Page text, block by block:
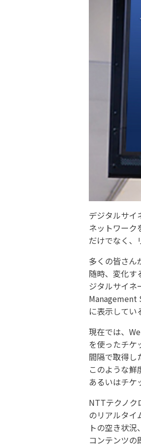
デジタルサイ
ネットワーク
だけでなく、
多くの皆さん
随時、変化す
ジタルサイネ
Management
に表示してい
現在では、
を使ったチケ
間隔で取得し
このような鮮
あるいはチケ
NTTテクノク
のリアルタイ
トの空き状
コンテンツの